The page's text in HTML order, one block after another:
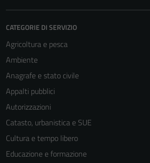
CATEGORIE DI SERVIZIO
Agricoltura e pesca
Ambiente
Anagrafe e stato civile
Appalti pubblici
Autorizzazioni
Catasto, urbanistica e SUE
Cultura e tempo libero
Educazione e formazione